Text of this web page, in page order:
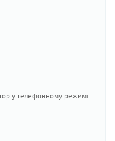
у телефонному режимі